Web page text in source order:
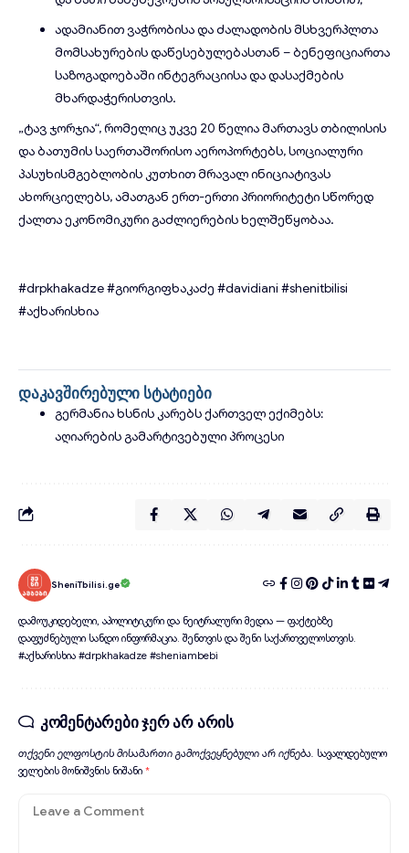
ადამიანით ვაჭრობისა და ძალადობის მსხვერპლთა
მომსახურების დაწესებულებასთან – ბენეფიციართა
საზოგადოებაში ინტეგრაციისა და დასაქმების
მხარდაჭერისთვის.
„ტავ ჯორჯია“, რომელიც უკვე 20 წელია მართავს თბილისის
და ბათუმის საერთაშორისო აეროპორტებს, სოციალური
პასუხისმგებლობის კუთხით მრავალ ინიციატივას
ახორციელებს, ამათგან ერთ-ერთი პრიორიტეტი სწორედ
ქალთა ეკონომიკური გაძლიერების ხელშეწყობაა.
#drpkhakadze#გიორგიფხაკაძე #davidiani #shenitbilisi
#აქხარისხია
დაკავშირებული სტატიები
გერმანია ხსნის კარებს ქართველ ექიმებს:
აღიარების გამარტივებული პროცესი
SheniTbilisi.ge
დამოუკიდებელი, აპოლიტიკური და ნეიტრალური მედია — ფაქტებზე
დაფუძნებული სანდო ინფორმაცია. შენთვის და შენი საქართველოსთვის.
#აქხარისხია #drpkhakadze #sheniambebi
კომენტარები ჯერ არ არის
თქვენი ელფოსტის მისამართი გამოქვეყნებული არ იქნება. სავალდებულო
ველების მონიშვნის ნიშანი *